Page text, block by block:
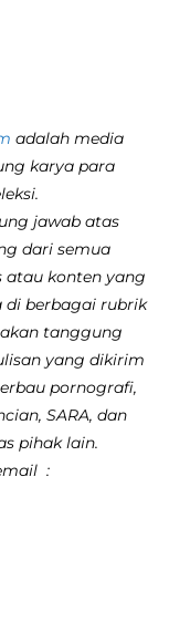
adalah media
karya para
jawab atas
dari semua
atau konten yang
di berbagai rubrik
tanggung
yang dikirim
pornografi,
SARA, dan
pihak lain.
: